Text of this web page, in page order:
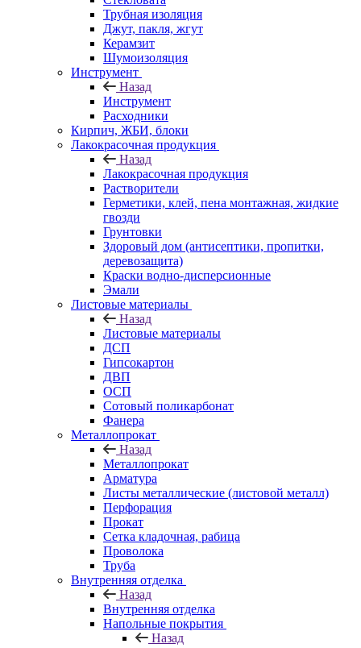
Трубная изоляция
Джут, пакля, жгут
Керамзит
Шумоизоляция
Инструмент
Назад
Инструмент
Расходники
Кирпич, ЖБИ, блоки
Лакокрасочная продукция
Назад
Лакокрасочная продукция
Растворители
Герметики, клей, пена монтажная, жидкие
гвозди
Грунтовки
Здоровый дом (антисептики, пропитки,
деревозащита)
Краски водно-дисперсионные
Эмали
Листовые материалы
Назад
Листовые материалы
ДСП
Гипсокартон
ДВП
ОСП
Сотовый поликарбонат
Фанера
Металлопрокат
Назад
Металлопрокат
Арматура
Листы металлические (листовой металл)
Перфорация
Прокат
Сетка кладочная, рабица
Проволока
Труба
Внутренняя отделка
Назад
Внутренняя отделка
Напольные покрытия
Назад